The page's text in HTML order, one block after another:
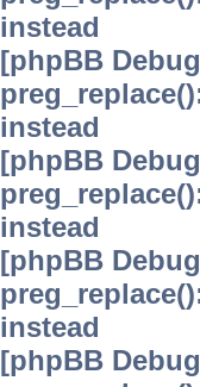
instead
[phpBB
instead
[phpBB
instead
[phpBB
instead
[phpBB